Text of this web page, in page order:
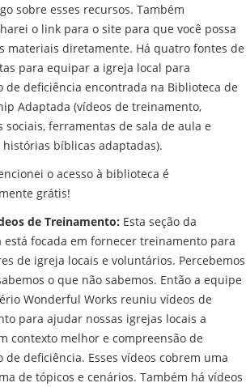
sobre esses recursos. Também
o link para o site para que você possa
materiais diretamente. Há quatro fontes de
para equipar a igreja local para
de deficiência encontrada na Biblioteca de
Adaptada (vídeos de treinamento,
sociais, ferramentas de sala de aula e
histórias bíblicas adaptadas).
o acesso à biblioteca é
grátis!
de Treinamento: Esta seção da
está focada em fornecer treinamento para
de igreja locais e voluntários. Percebemos
o que não sabemos. Então a equipe
Wonderful Works reuniu vídeos de
para ajudar nossas igrejas locais a
contexto melhor e compreensão de
de deficiência. Esses vídeos cobrem uma
de tópicos e cenários. Também há vídeos